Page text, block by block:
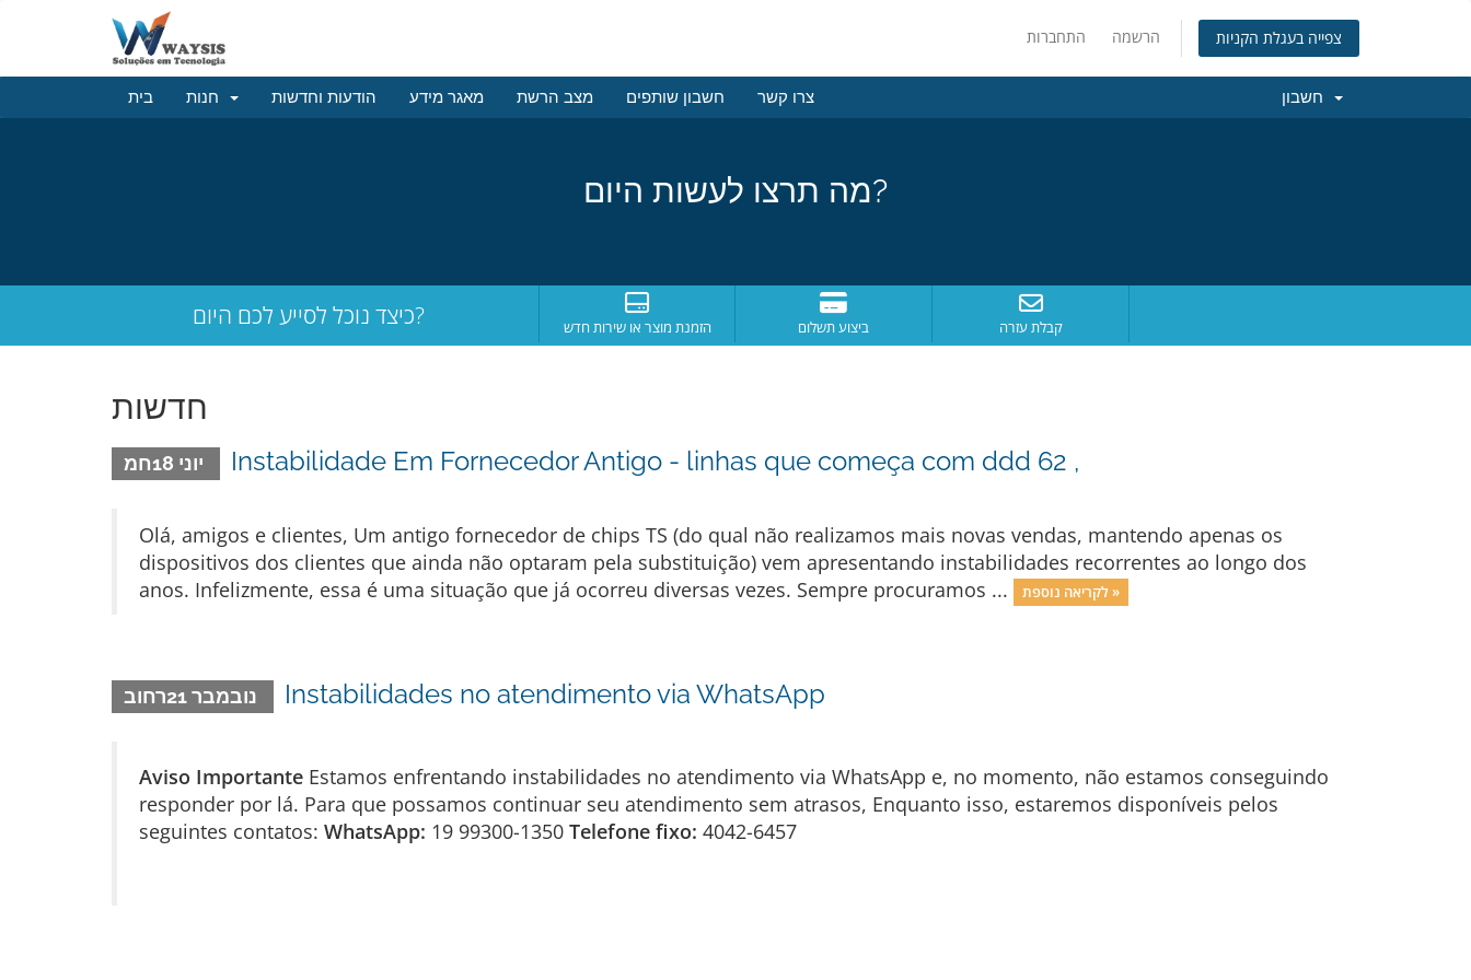
התחברות הרשמה צפייה בעגלת הקניות
בית הודעות וחדשות מאגר מידע מצב הרשת חשבון שותפים צרו קשר
מה תרצו לעשות היום?
כיצד נוכל לסייע לכם היום? הזמנת מוצר או שירות חדש ביצוע תשלום קבלת עזרה
חדשות
Instabilidade Em Fornecedor Antigo - linhas que começa com ddd 62 ,
Olá, amigos e clientes, Um antigo fornecedor de chips TS (do qual não realizamos mais novas vendas, mantendo apenas os
dispositivos dos clientes que ainda não optaram pela substituição) vem apresentando instabilidades recorrentes ao longo dos
anos. Infelizmente, essa é uma situação que já ocorreu diversas vezes. Sempre procuramos ...
לקריאה נוספת »
Instabilidades no atendimento via WhatsApp
Aviso Importante Estamos enfrentando instabilidades no atendimento via WhatsApp e, no momento, não estamos conseguindo
responder por lá. Para que possamos continuar seu atendimento sem atrasos, Enquanto isso, estaremos disponíveis pelos
seguintes contatos: WhatsApp: 19 99300-1350 Telefone fixo: 4042-6457